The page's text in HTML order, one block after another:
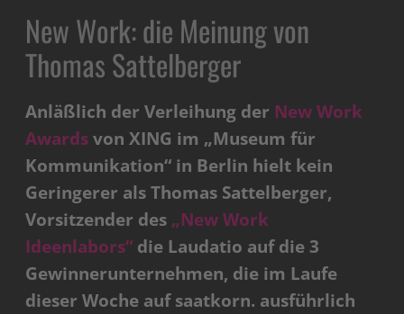
New Work: die Meinung von
Thomas Sattelberger
Anläßlich der Verleihung der New Work
Awardsvon XING im „Museum für
Kommunikation“ in Berlin hielt kein
Geringerer als Thomas Sattelberger,
Vorsitzender des „New Work
Ideenlabors“ die Laudatio auf die 3
Gewinnerunternehmen, die im Laufe
dieser Woche auf saatkorn. ausführlich